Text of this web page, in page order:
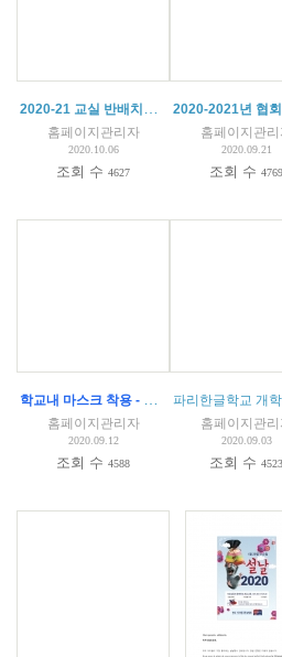
2020-21 교실 반배치도 (특활)
홈페이지관리자
2020.10.06
조회 수4627
홈페이지관
2020.09.21
조회 수4769
학교내 마스크 착용 - 파리한글학교 코로나 예방 수칙
홈페이지관리자
2020.09.12
조회 수4588
홈페이지관
2020.09.03
조회 수4523